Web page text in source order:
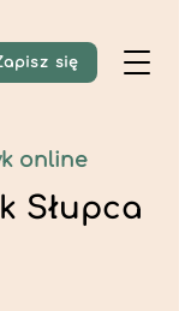
się
online
Słupca